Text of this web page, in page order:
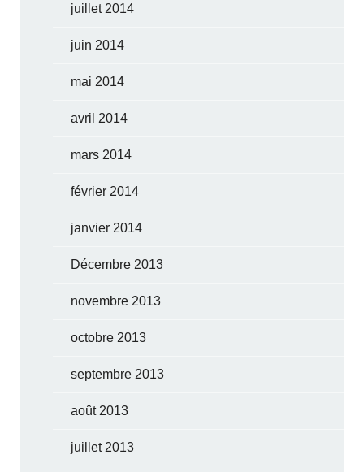
juillet 2014
juin 2014
mai 2014
avril 2014
mars 2014
février 2014
janvier 2014
Décembre 2013
novembre 2013
octobre 2013
septembre 2013
août 2013
juillet 2013